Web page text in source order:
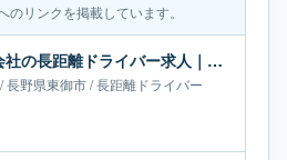
リンクを掲載しています。
アート梱包運輸株式会社の長距離ドライバー求人｜長野県東御市｜月給69万円
/長野県東御市/長距離ドライバー